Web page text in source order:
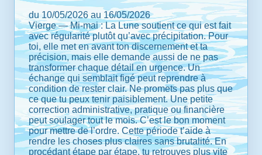
du 10/05/2026 au 16/05/2026
Vierge — Mi-mai : La Lune soutient ce qui est fait
avec régularité plutôt qu’avec précipitation. Pour
toi, elle met en avant ton discernement et ta
précision, mais elle demande aussi de ne pas
transformer chaque détail en urgence. Un
échange qui semblait figé peut reprendre à
condition de rester clair. Ne promets pas plus que
ce que tu peux tenir paisiblement. Une petite
correction administrative, pratique ou financière
peut soulager tout le mois. C’est le bon moment
pour mettre de l’ordre. Cette période t’aide à
rendre les choses plus claires sans brutalité. En
procédant étape par étape, tu retrouves plus vite